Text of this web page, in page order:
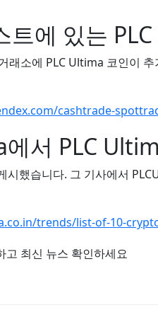
트에 있는
소에 PLC Ultima 코인이
cashtrade-
서 PLC
했습니다. 그 기사에서
trends/list-of-10-
고 최신 뉴스 확인하세요